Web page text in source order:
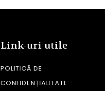
Link-uri utile
POLITICĂ DE
CONFIDENȚIALITATE –